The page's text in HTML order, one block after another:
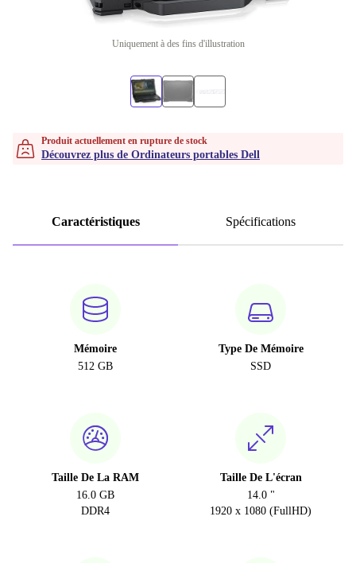
Uniquement à des fins d'illustration
Produit actuellement en rupture de stock
Découvrez plus de Ordinateurs portables Dell
Caractéristiques Spécifications
Mémoire
512 GB
Type De Mémoire
SSD
Taille De La RAM
16.0 GB
DDR4
Taille De L'écran
14.0 "
1920 x 1080 (FullHD)